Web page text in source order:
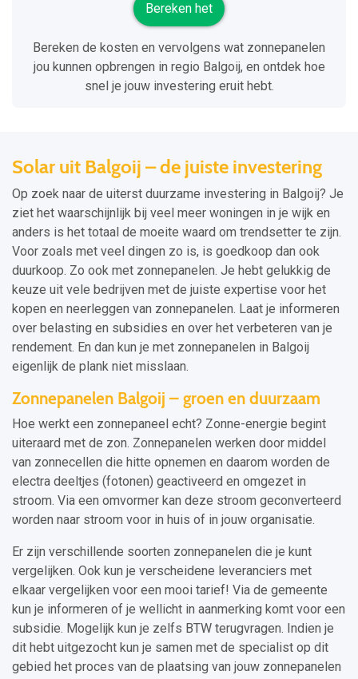
Bereken het
Bereken de kosten en vervolgens wat zonnepanelen
jou kunnen opbrengen in regio Balgoij, en ontdek hoe
snel je jouw investering eruit hebt.
Solar uit Balgoij – de juiste investering
Op zoek naar de uiterst duurzame investering in Balgoij? Je
ziet het waarschijnlijk bij veel meer woningen in je wijk en
anders is het totaal de moeite waard om trendsetter te zijn.
Voor zoals met veel dingen zo is, is goedkoop dan ook
duurkoop. Zo ook met zonnepanelen. Je hebt gelukkig de
keuze uit vele bedrijven met de juiste expertise voor het
kopen en neerleggen van zonnepanelen. Laat je informeren
over belasting en subsidies en over het verbeteren van je
rendement. En dan kun je met zonnepanelen in Balgoij
eigenlijk de plank niet misslaan.
Zonnepanelen Balgoij – groen en duurzaam
Hoe werkt een zonnepaneel echt? Zonne-energie begint
uiteraard met de zon. Zonnepanelen werken door middel
van zonnecellen die hitte opnemen en daarom worden de
electra deeltjes (fotonen) geactiveerd en omgezet in
stroom. Via een omvormer kan deze stroom geconverteerd
worden naar stroom voor in huis of in jouw organisatie.
Er zijn verschillende soorten zonnepanelen die je kunt
vergelijken. Ook kun je verscheidene leveranciers met
elkaar vergelijken voor een mooi tarief! Via de gemeente
kun je informeren of je wellicht in aanmerking komt voor een
subsidie. Mogelijk kun je zelfs BTW terugvragen. Indien je
dit hebt uitgezocht kun je samen met de specialist op dit
gebied het proces van de plaatsing van jouw zonnepanelen